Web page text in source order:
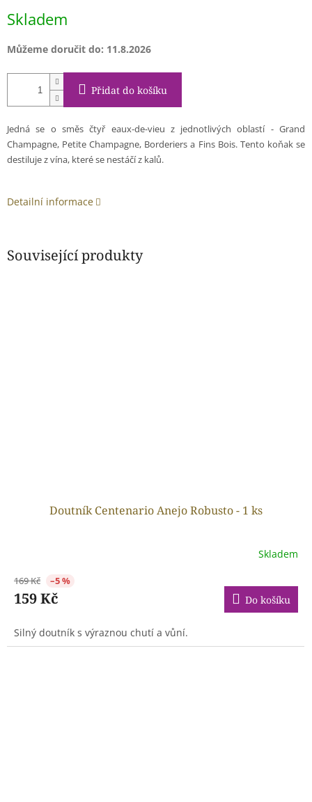
cena:
Skladem
Můžeme doručit do: 11.8.2026
Přidat do košíku
Jedná se o směs čtyř eaux-de-vieu z jednotlivých oblastí - Grand
Champagne, Petite Champagne, Borderiers a Fins Bois. Tento koňak se
destiluje z vína, které se nestáčí z kalů.
Detailní informace
Související produkty
Doutník Centenario Anejo Robusto - 1 ks
Skladem
169 Kč –5 %
159 Kč Do košíku
Silný doutník s výraznou chutí a vůní.